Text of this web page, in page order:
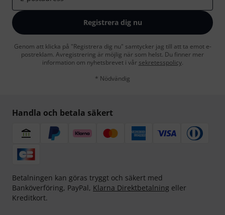
Registrera dig nu
Genom att klicka på "Registrera dig nu" samtycker jag till att ta emot e-
postreklam. Avregistrering är möjlig när som helst. Du finner mer
information om nyhetsbrevet i vår sekretesspolicy.
* Nödvändig
Handla och betala säkert
Betalningen kan göras tryggt och säkert med
Banköverföring, PayPal, Klarna Direktbetalning eller
Kreditkort.